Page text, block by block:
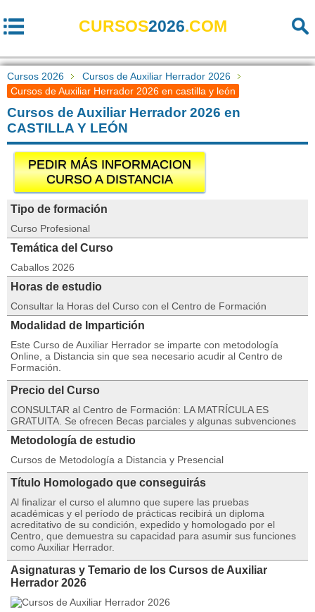
CURSOS2026.COM
Cursos 2026
Cursos de Auxiliar Herrador 2026
Cursos de Auxiliar Herrador 2026 en castilla y león
Cursos de Auxiliar Herrador 2026 en
CASTILLA Y LEÓN
PEDIR MÁS INFORMACION
CURSO A DISTANCIA
Tipo de formación
Curso Profesional
Temática del Curso
Caballos 2026
Horas de estudio
Consultar la Horas del Curso con el Centro de Formación
Modalidad de Impartición
Este Curso de Auxiliar Herrador se imparte con metodología
Online, a Distancia sin que sea necesario acudir al Centro de
Formación.
Precio del Curso
CONSULTAR al Centro de Formación: LA MATRÍCULA ES
GRATUITA. Se ofrecen Becas parciales y algunas subvenciones
Metodología de estudio
Cursos de Metodología a Distancia y Presencial
Título Homologado que conseguirás
Al finalizar el curso el alumno que supere las pruebas
académicas y el período de prácticas recibirá un diploma
acreditativo de su condición, expedido y homologado por el
Centro, que demuestra su capacidad para asumir sus funciones
como Auxiliar Herrador.
Asignaturas y Temario de los Cursos de Auxiliar
Herrador 2026